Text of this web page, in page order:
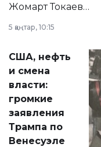
Жомарт Токаев
сразу несколько
актуальных тем —
от слухов о
политических
реформах до
вопросов армии,
экономики и
личного здоровья.
5 қаңтар, 10:15
США, нефть
и смена
власти:
громкие
заявления
Трампа по
Венесуэле